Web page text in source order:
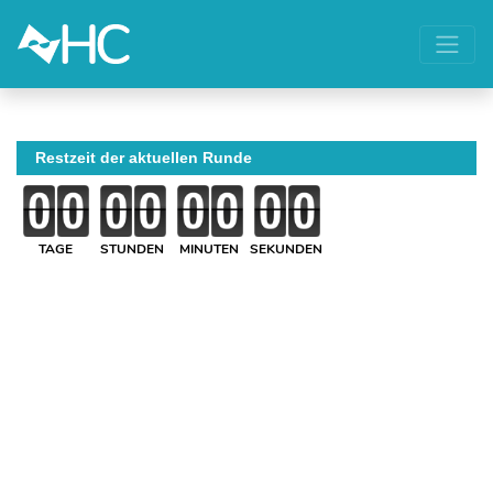
Restzeit der aktuellen Runde
TAGE STUNDEN MINUTEN SEKUNDEN